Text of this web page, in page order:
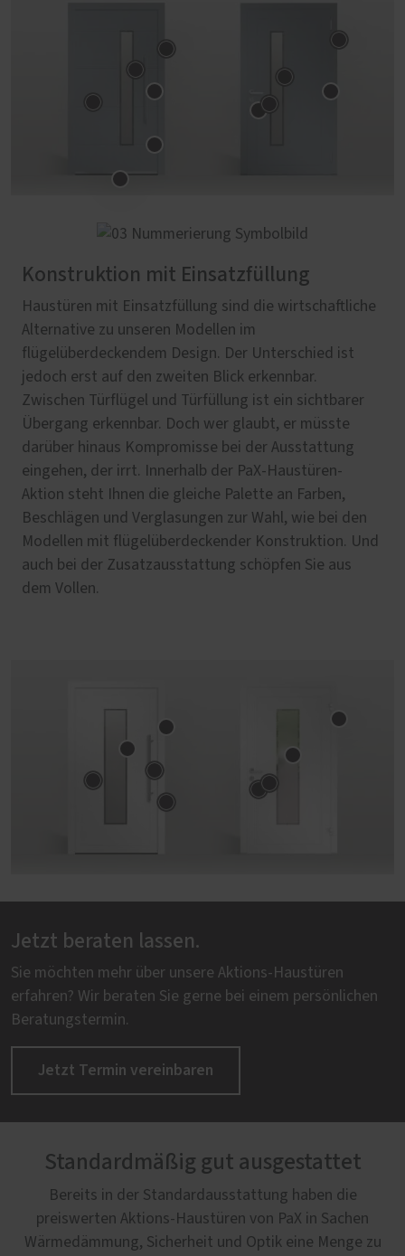
Konstruktion mit Einsatzfüllung
Haustüren mit Einsatzfüllung sind die wirtschaftliche
Alternative zu unseren Modellen im
flügelüberdeckendem Design. Der Unterschied ist
jedoch erst auf den zweiten Blick erkennbar.
Zwischen Türflügel und Türfüllung ist ein sichtbarer
Übergang erkennbar. Doch wer glaubt, er müsste
darüber hinaus Kompromisse bei der Ausstattung
eingehen, der irrt. Innerhalb der PaX-Haustüren-
Aktion steht Ihnen die gleiche Palette an Farben,
Beschlägen und Verglasungen zur Wahl, wie bei den
Modellen mit flügelüberdeckender Konstruktion. Und
auch bei der Zusatzausstattung schöpfen Sie aus
dem Vollen.
Jetzt beraten lassen.
Sie möchten mehr über unsere Aktions-Haustüren
erfahren? Wir beraten Sie gerne bei einem persönlichen
Beratungstermin.
Jetzt Termin vereinbaren
Standardmäßig gut ausgestattet
Bereits in der Standardausstattung haben die
preiswerten Aktions-Haustüren von PaX in Sachen
Wärmedämmung, Sicherheit und Optik eine Menge zu